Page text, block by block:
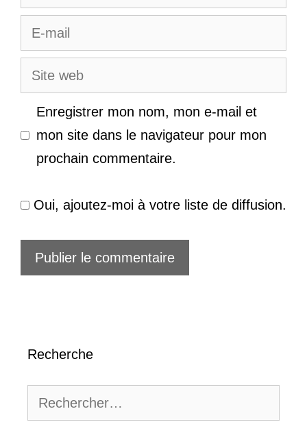
E-
mail
Site
web
Enregistrer mon nom, mon e-mail et
mon site dans le navigateur pour mon
prochain commentaire.
Oui, ajoutez-moi à votre liste de diffusion.
Recherche